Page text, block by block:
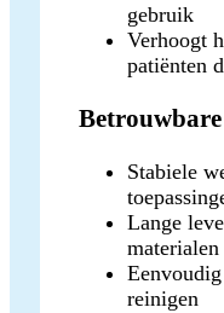
gebruik
Verhoogt
patiënten
Stabiele
Lange
materialen
reinigen